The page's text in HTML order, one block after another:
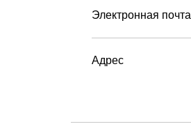
Электронная почта
Адрес